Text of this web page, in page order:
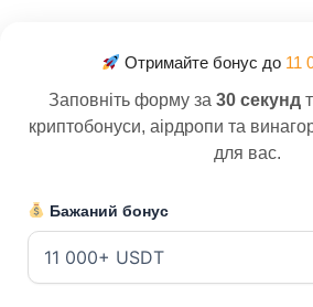
Отримайте бонус до 11
Заповніть форму за 30 секунд
криптобонуси, аірдропи та
для вас.
Бажаний бонус